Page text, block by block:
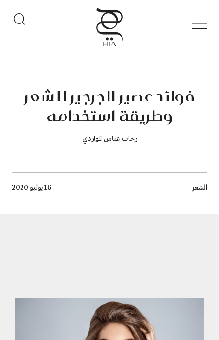
فوائد عصير الجرجير للشعر
وطريقة استخدامه
رحاب عباس المواردي
Breadcrumbالشعر